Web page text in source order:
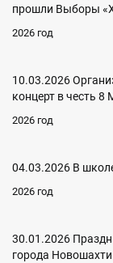
прошли Выборы
2026 год
10.03.2026
концерт в честь 8
2026 год
04.03.2026 В
2026 год
30.01.2026
города